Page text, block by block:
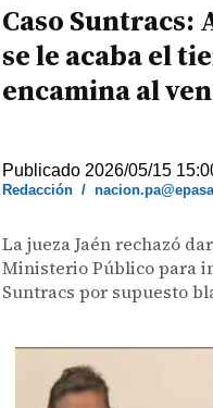
Caso
se le acaba el
encamina al
Publicado 2026/05/15
Redacción /
La jueza Jaén rechazó
Ministerio Público para
Suntracs por supuesto